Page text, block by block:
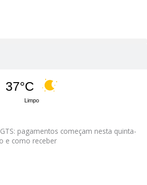
37°C
Limpo
pagamentos começam nesta quinta-
e como receber